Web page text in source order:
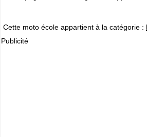
Cette moto école appartient à la catégorie :
Publicité